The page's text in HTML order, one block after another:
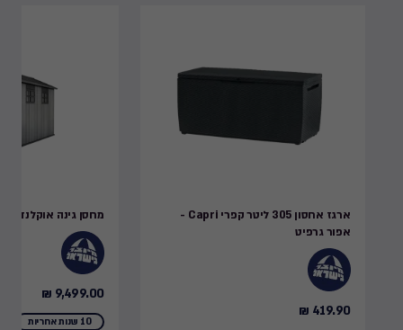
ארגז אחסון 305 ליטר קפרי Capri -
אפור גרפיט
419.90
419.90 ₪
מחסן גינה אוקלנד 7.5x11 - אפור
9,499.00
₪
9,499.00 ₪
10 שנות אחריות